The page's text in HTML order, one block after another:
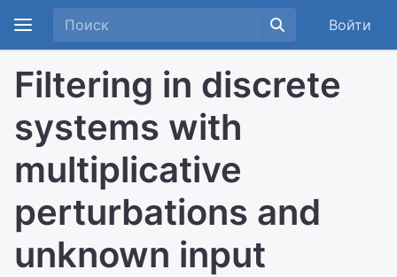
Войти
Filtering in discrete
systems with
multiplicative
perturbations and
unknown input